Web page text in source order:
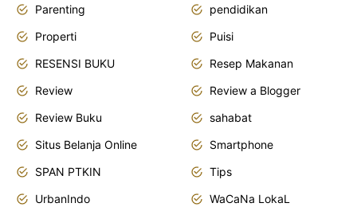
Parenting
pendidikan
Properti
Puisi
RESENSI BUKU
Resep Makanan
Review
Review a Blogger
Review Buku
sahabat
Situs Belanja Online
Smartphone
SPAN PTKIN
Tips
UrbanIndo
WaCaNa LokaL